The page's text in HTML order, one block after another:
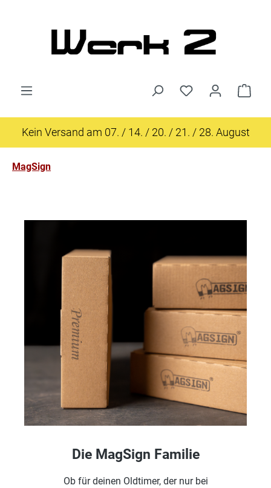
Du hast 0
Kein Versand am 07. / 14. / 20. / 21. / 28. August
MagSign
Die MagSign Familie
Ob für deinen Oldtimer, der nur bei